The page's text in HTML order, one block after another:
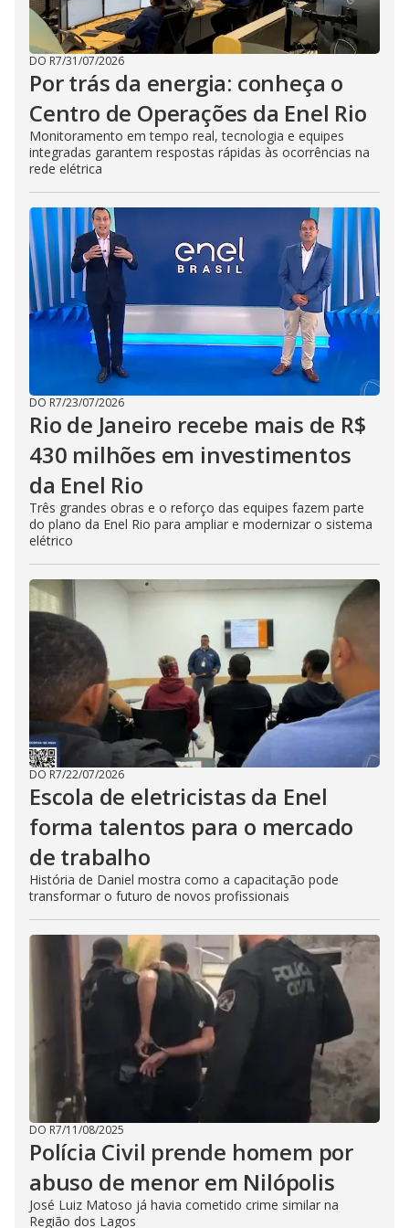
DO R7/31/07/2026
Por trás da energia: conheça o
Centro de Operações da Enel Rio
Monitoramento em tempo real, tecnologia e equipes
integradas garantem respostas rápidas às ocorrências na
rede elétrica
DO R7/23/07/2026
Rio de Janeiro recebe mais de R$
430 milhões em investimentos
da Enel Rio
Três grandes obras e o reforço das equipes fazem parte
do plano da Enel Rio para ampliar e modernizar o sistema
elétrico
DO R7/22/07/2026
Escola de eletricistas da Enel
forma talentos para o mercado
de trabalho
História de Daniel mostra como a capacitação pode
transformar o futuro de novos profissionais
DO R7/11/08/2025
Polícia Civil prende homem por
abuso de menor em Nilópolis
José Luiz Matoso já havia cometido crime similar na
Região dos Lagos